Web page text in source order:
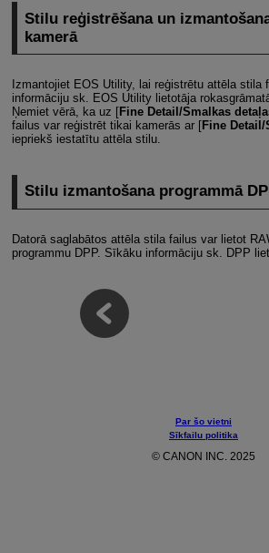
Stilu reģistrēšana un
kamerā
Izmantojiet EOS Utility, lai reģistrētu attēla stila
informāciju sk. EOS Utilitylietotāja
Ņemiet vērā, ka uz [Fine Detail/Smalkas
failus var reģistrēt tikai kamerās ar [Fine Detail/
iepriekš iestatītu attēla stilu.
Stilu izmantošana programmā
Datorā saglabātos attēla stila failus var lietot
programmu DPP. Sīkāku informāciju sk. DPP
Par šo vietni
Sīkfailu politika
© CANON INC. 2025